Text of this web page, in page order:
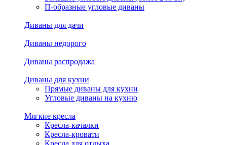
П-образные угловые диваны
Диваны для дачи
Диваны недорого
Диваны распродажа
Диваны для кухни
Прямые диваны для кухни
Угловые диваны на кухню
Мягкие кресла
Кресла-качалки
Кресла-кровати